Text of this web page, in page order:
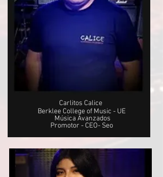
Carlitos Calice
Berklee College of Music - UE
Música Avanzados
Promotor - CEO- Seo